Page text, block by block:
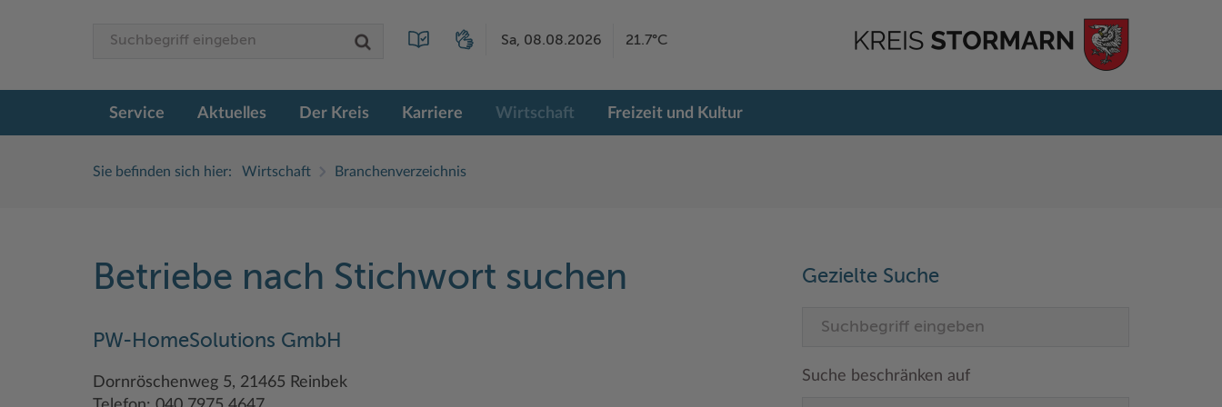
Sa, 08.08.2026 21.7°C
Service Aktuelles Der Kreis Karriere Wirtschaft Freizeit und Kultur
Sie befinden sich hier: Wirtschaft Branchenverzeichnis
Betriebe nach Stichwort suchen
PW-HomeSolutions GmbH
Dornröschenweg 5, 21465 Reinbek
Gezielte Suche
Suche beschränken auf